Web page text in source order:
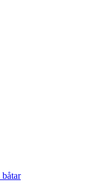
båtar